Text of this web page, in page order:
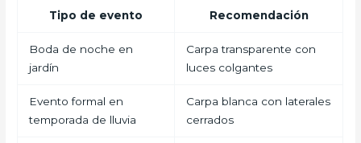
Tipo de evento Recomendación
Boda de noche en
jardín
Carpa transparente con
luces colgantes
Evento formal en
temporada de lluvia
Carpa blanca con laterales
cerrados